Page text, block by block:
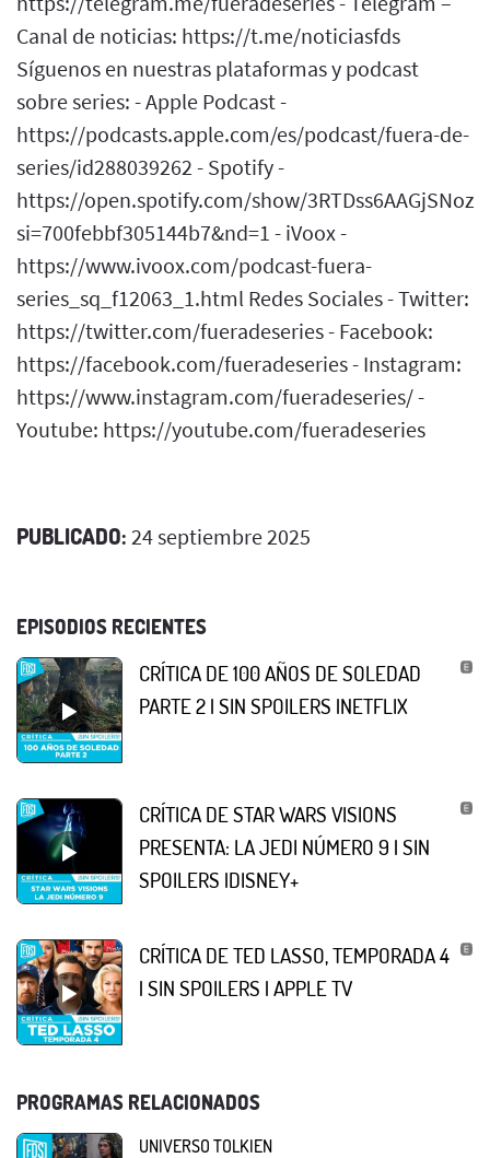
Canal de noticias: https://t.me/noticiasfds
Síguenos en nuestras plataformas y podcast
sobre series: - Apple Podcast -
https://podcasts.apple.com/es/podcast/fuera-de-
series/id288039262 - Spotify -
https://open.spotify.com/show/
si=700febbf305144b7&nd=1 - iVoox -
https://www.ivoox.com/podcast-fuera-
series_sq_f12063_1.html Redes Sociales - Twitter:
https://twitter.com/fueradeseries - Facebook:
https://facebook.com/fueradeseries - Instagram:
https://www.instagram.com/fueradeseries/ -
Youtube: https://youtube.com/fueradeseries
PUBLICADO: 24 septiembre 2025
EPISODIOS RECIENTES
CRÍTICA DE 100 AÑOS DE SOLEDAD
PARTE 2 | SIN SPOILERS |NETFLIX
CRÍTICA DE STAR WARS VISIONS
PRESENTA: LA JEDI NÚMERO 9 | SIN
SPOILERS |DISNEY+
CRÍTICA DE TED LASSO, TEMPORADA 4
| SIN SPOILERS | APPLE TV
PROGRAMAS RELACIONADOS
UNIVERSO TOLKIEN